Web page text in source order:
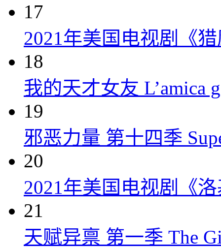
17
2021年美国电视剧《
18
我的天才女友 L’amica
19
邪恶力量 第十四季
20
2021年美国电视剧《
21
天赋异禀 第一季 The